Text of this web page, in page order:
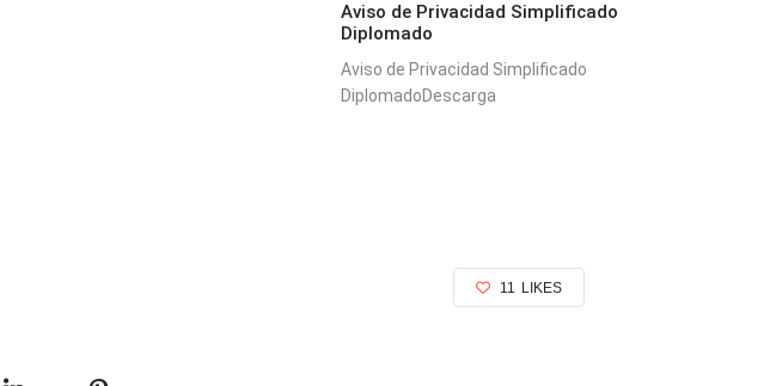
Aviso de Privacidad Simplificado
Diplomado
Aviso de Privacidad Simplificado
DiplomadoDescarga
11 LIKES